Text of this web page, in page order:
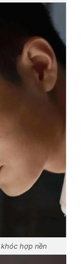
hợp nền